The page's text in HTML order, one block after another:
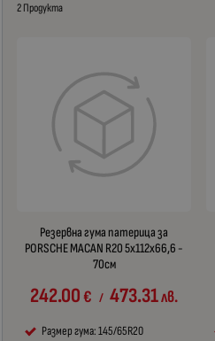
2 Продукта
Резервна гума патерица за
PORSCHE MACAN R20 5x112x66,6 -
70см
242.00€ / 473.31лв.
Размер гума: 145/65R20